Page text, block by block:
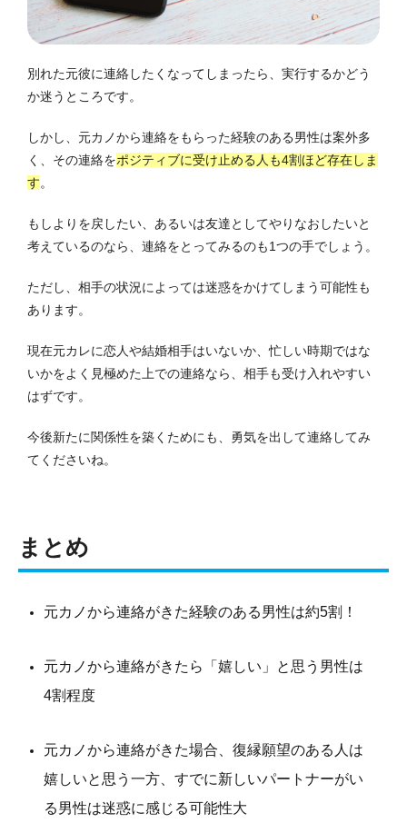
別れた元彼に連絡したくなってしまったら、実行するかどう
か迷うところです。
しかし、元カノから連絡をもらった経験のある男性は案外多
く、その連絡をポジティブに受け止める人も4割ほど存在しま
す。
もしよりを戻したい、あるいは友達としてやりなおしたいと
考えているのなら、連絡をとってみるのも1つの手でしょう。
ただし、相手の状況によっては迷惑をかけてしまう可能性も
あります。
現在元カレに恋人や結婚相手はいないか、忙しい時期ではな
いかをよく見極めた上での連絡なら、相手も受け入れやすい
はずです。
今後新たに関係性を築くためにも、勇気を出して連絡してみ
てくださいね。
まとめ
元カノから連絡がきた経験のある男性は約5割！
元カノから連絡がきたら「嬉しい」と思う男性は
4割程度
元カノから連絡がきた場合、復縁願望のある人は
嬉しいと思う一方、すでに新しいパートナーがい
る男性は迷惑に感じる可能性大